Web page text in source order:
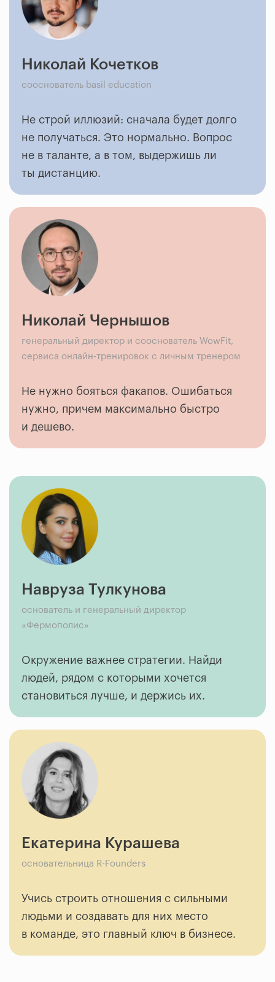
Николай Кочетков
сооснователь basil education
Не строй иллюзий: сначала будет долго
не получаться. Это нормально. Вопрос
не в таланте, а в том, выдержишь ли
ты дистанцию.
Николай Чернышов
генеральный директор и сооснователь WowFit,
сервиса онлайн-тренировок с личным тренером
Не нужно бояться факапов. Ошибаться
нужно, причем максимально быстро
и дешево.
Навруза Тулкунова
основатель и генеральный директор
«Фермополис»
Окружение важнее стратегии. Найди
людей, рядом с которыми хочется
становиться лучше, и держись их.
Екатерина Курашева
основательница R-Founders
Учись строить отношения с сильными
людьми и создавать для них место
в команде, это главный ключ в бизнесе.